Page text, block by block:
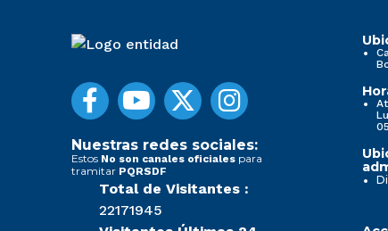
Nuestras redes sociales:
Estos No son canales oficiales para
tramitar PQRSDF
Total de Visitantes :
22171945